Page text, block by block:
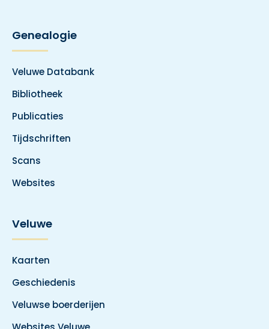
Genealogie
Veluwe Databank
Bibliotheek
Publicaties
Tijdschriften
Scans
Websites
Veluwe
Kaarten
Geschiedenis
Veluwse boerderijen